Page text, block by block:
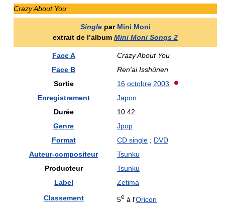
Crazy About You
Singlepar Mini Moni
extrait de l’album Mini Moni Songs 2
Face A
Crazy About You
Face B
Ren'ai Isshūnen
Sortie
16 octobre 2003
Enregistrement
Japon
Durée
10:42
Genre
Jpop
Format
CD single ; DVD
Auteur-compositeur
Tsunku
Producteur
Tsunku
Label
Zetima
Classement
5e à l'Oricon